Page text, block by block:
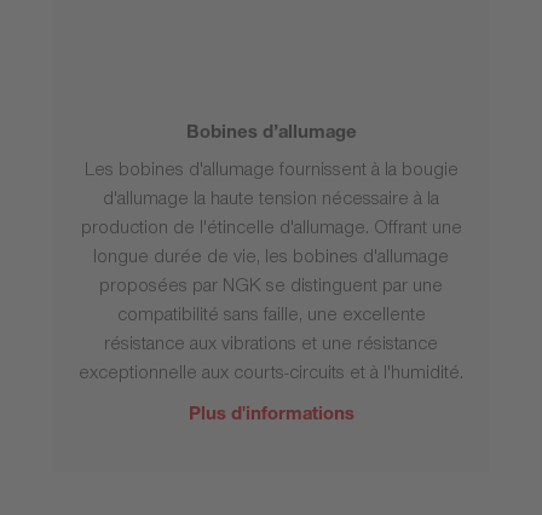
Bobines d’allumage
Les bobines d'allumage fournissent à la bougie
d'allumage la haute tension nécessaire à la
production de l'étincelle d'allumage. Offrant une
longue durée de vie, les bobines d'allumage
proposées par NGK se distinguent par une
compatibilité sans faille, une excellente
résistance aux vibrations et une résistance
exceptionnelle aux courts-circuits et à l'humidité.
Plus d'informations